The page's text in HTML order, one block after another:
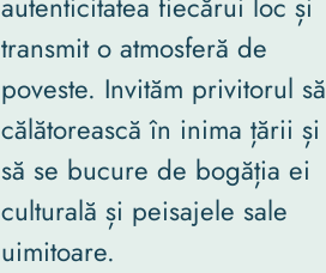
autenticitatea fiecărui loc și
transmit o atmosferă de
poveste. Invităm privitorul să
călătorească în inima țării și
să se bucure de bogăția ei
culturală și peisajele sale
uimitoare.